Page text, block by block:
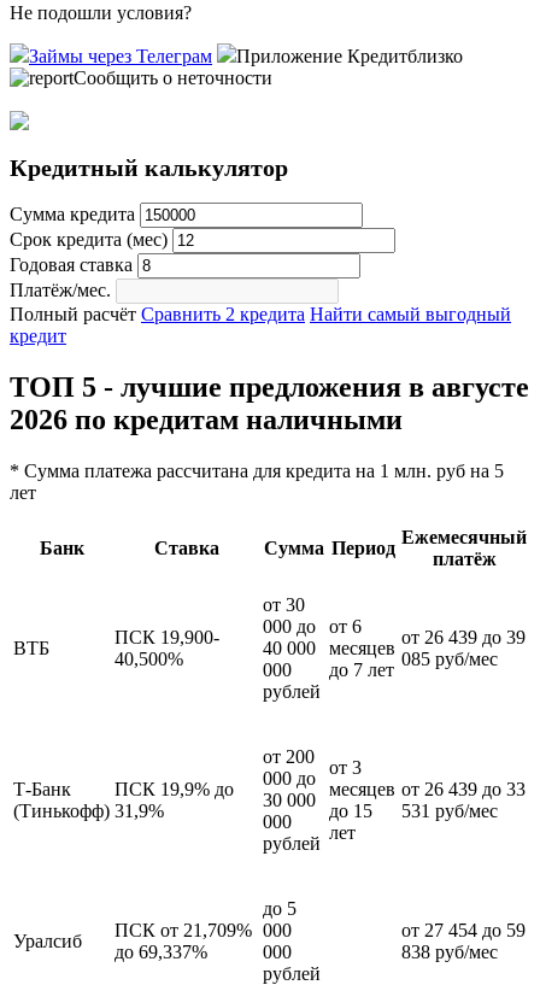
Не подошли условия?
Займы через Телеграм
Приложение Кредитблизко
Сообщить о неточности
Кредитный калькулятор
Сумма кредита
Срок кредита (мес)
Годовая ставка
Платёж/мес.
Полный расчёт Сравнить 2 кредита Найти самый выгодный
кредит
ТОП 5 - лучшие предложения в августе
2026 по кредитам наличными
* Сумма платежа рассчитана для кредита на 1 млн. руб на 5
лет
Банк Ставка Сумма Период
Ежемесячный
платёж
ВТБ
ПСК 19,900-
40,500%
от 30
000 до
40 000
000
рублей
от 6
месяцев
до 7 лет
от 26 439 до 39
085 руб/мес
Т-Банк
(Тинькофф)
ПСК 19,9% до
31,9%
от 200
000 до
30 000
000
рублей
от 3
месяцев
до 15
лет
от 26 439 до 33
531 руб/мес
Уралсиб
ПСК от 21,709%
до 69,337%
до 5
000
000
рублей
от 27 454 до 59
838 руб/мес